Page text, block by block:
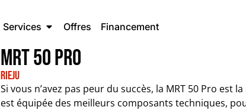
Services Offres Financement
MRT 50 Pro
Rieju
Si vous n’avez pas peur du succès, la MRT 50 Pro est
est équipée des meilleurs composants techniques,